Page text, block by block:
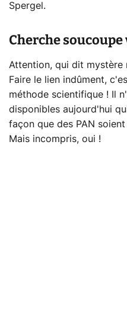
Spergel.
Cherche
Attention, qui dit mystère
Faire le lien indûment,
méthode scientifique ! Il
disponibles aujourd'hui
façon que des PAN
Mais incompris, oui !